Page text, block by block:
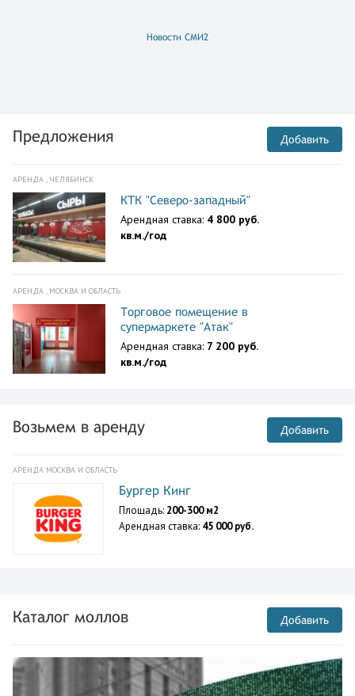
Новости СМИ2
Предложения Добавить
АРЕНДА , ЧЕЛЯБИНСК
КТК "Северо-западный"
Арендная ставка: 4 800 руб.
кв.м./год
АРЕНДА , МОСКВА И ОБЛАСТЬ
Торговое помещение в
супермаркете "Атак"
Арендная ставка: 7 200 руб.
кв.м./год
Возьмем в аренду Добавить
АРЕНДА МОСКВА И ОБЛАСТЬ
Бургер Кинг
Площадь: 200-300 м2
Арендная ставка: 45 000 руб.
Каталог моллов Добавить